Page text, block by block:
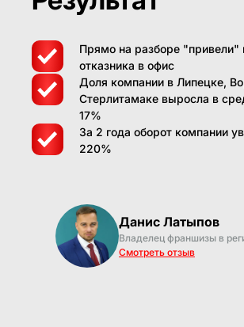
Прямо на разборе "привели"
отказника в офис
Доля компании в Липецке,
Стерлитамаке выросла в
17%
За 2 года оборот компании
220%
Данис Латыпов
Владелец франшизы в
Смотреть отзыв